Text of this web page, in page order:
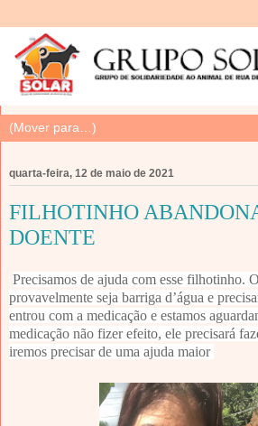
quarta-feira, 12 de maio de 2021
FILHOTINHO
DOENTE
Precisamos de ajuda com esse filhotinho.
provavelmente seja barriga d’água e
entrou com a medicação e estamos
medicação não fizer efeito, ele precisará
iremos precisar de uma ajuda maior